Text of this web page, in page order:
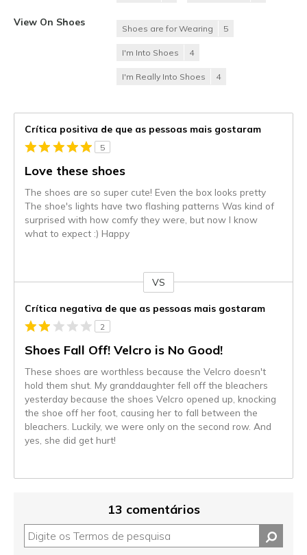
View On Shoes
Shoes are for Wearing 5
I'm Into Shoes 4
I'm Really Into Shoes 4
Crítica positiva de que as pessoas mais gostaram
5
Love these shoes
The shoes are so super cute! Even the box looks pretty
The shoe's lights have two flashing patterns Was kind of
surprised with how comfy they were, but now I know
what to expect :) Happy
VS
Crítica negativa de que as pessoas mais gostaram
2
Shoes Fall Off! Velcro is No Good!
These shoes are worthless because the Velcro doesn't
hold them shut. My granddaughter fell off the bleachers
yesterday because the shoes Velcro opened up, knocking
the shoe off her foot, causing her to fall between the
bleachers. Luckily, we were only on the second row. And
yes, she did get hurt!
13 comentários